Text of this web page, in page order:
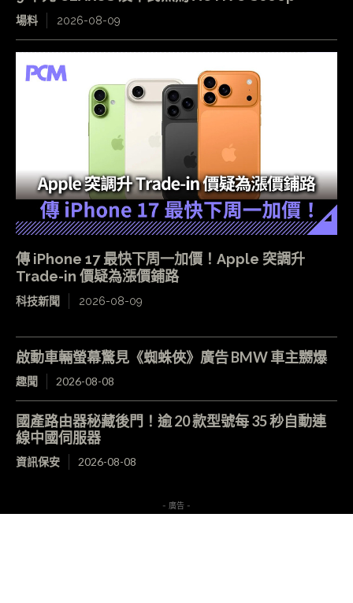
場料 2026-08-09
傳 iPhone 17 最快下周一加價！Apple 突調升
Trade-in 價疑為漲價鋪路
科技新聞 2026-08-09
啟動車輛螢幕驚見《蜘蛛俠》廣告 BMW 車主嬲爆
趣聞 2026-08-08
國產路由器秘藏後門！逾 20 款型號每 35 秒自動連
線中國伺服器
資訊保安 2026-08-08
- 廣告 -